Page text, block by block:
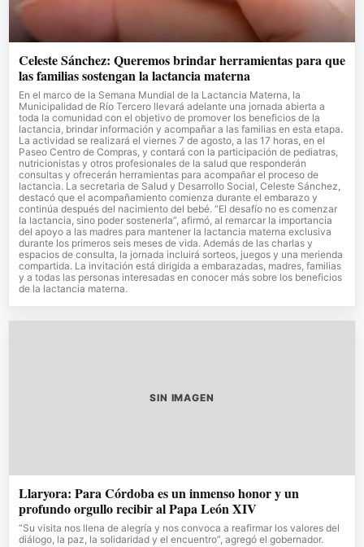
Celeste Sánchez: Queremos brindar herramientas para que
las familias sostengan la lactancia materna
En el marco de la Semana Mundial de la Lactancia Materna, la
Municipalidad de Río Tercero llevará adelante una jornada abierta a
toda la comunidad con el objetivo de promover los beneficios de la
lactancia, brindar información y acompañar a las familias en esta etapa.
La actividad se realizará el viernes 7 de agosto, a las 17 horas, en el
Paseo Centro de Compras, y contará con la participación de pediatras,
nutricionistas y otros profesionales de la salud que responderán
consultas y ofrecerán herramientas para acompañar el proceso de
lactancia. La secretaria de Salud y Desarrollo Social, Celeste Sánchez,
destacó que el acompañamiento comienza durante el embarazo y
continúa después del nacimiento del bebé. “El desafío no es comenzar
la lactancia, sino poder sostenerla”, afirmó, al remarcar la importancia
del apoyo a las madres para mantener la lactancia materna exclusiva
durante los primeros seis meses de vida. Además de las charlas y
espacios de consulta, la jornada incluirá sorteos, juegos y una merienda
compartida. La invitación está dirigida a embarazadas, madres, familias
y a todas las personas interesadas en conocer más sobre los beneficios
de la lactancia materna.
SIN IMAGEN
Llaryora: Para Córdoba es un inmenso honor y un
profundo orgullo recibir al Papa León XIV
“Su visita nos llena de alegría y nos convoca a reafirmar los valores del
diálogo, la paz, la solidaridad y el encuentro”, agregó el gobernador.